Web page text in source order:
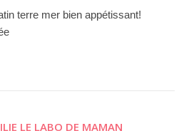
terre mer bien appétissant!
LE LABO DE MAMAN